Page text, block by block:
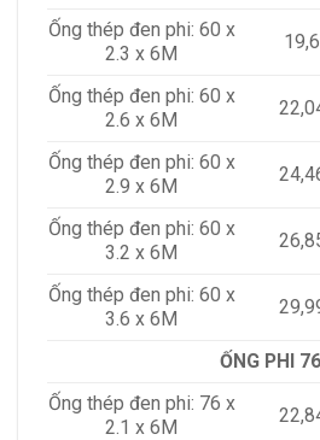
Ống thép đen phi: 60 x
2.3 x 6M
19,6
Ống thép đen phi: 60 x
2.6 x 6M
Ống thép đen phi: 60 x
2.9 x 6M
Ống thép đen phi: 60 x
3.2 x 6M
Ống thép đen phi: 60 x
3.6 x 6M
ỐNG PHI 76
Ống thép đen phi: 76 x
2.1 x 6M